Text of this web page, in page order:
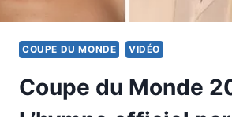
COUPE DU MONDE VIDÉO
Coupe du Monde